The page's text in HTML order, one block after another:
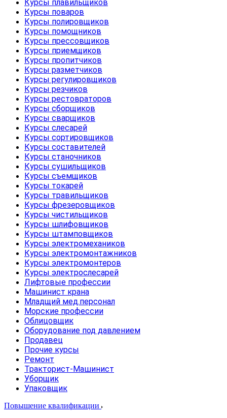
Курсы плавильщиков
Курсы поваров
Курсы полировщиков
Курсы помощников
Курсы прессовщиков
Курсы приемщиков
Курсы пропитчиков
Курсы разметчиков
Курсы регулировщиков
Курсы резчиков
Курсы рестовраторов
Курсы сборщиков
Курсы сварщиков
Курсы слесарей
Курсы сортировщиков
Курсы составителей
Курсы станочников
Курсы сушильщиков
Курсы съемщиков
Курсы токарей
Курсы травильщиков
Курсы фрезеровщиков
Курсы чистильщиков
Курсы шлифовщиков
Курсы штамповщиков
Курсы электромехаников
Курсы электромонтажников
Курсы электромонтеров
Курсы электрослесарей
Лифтовые профессии
Машинист крана
Младщий мед.персонал
Морские профессии
Облицовщик
Оборудование под давлением
Продавец
Прочие курсы
Ремонт
Тракторист-Машинист
Уборщик
Упаковщик
Повышение квалификации